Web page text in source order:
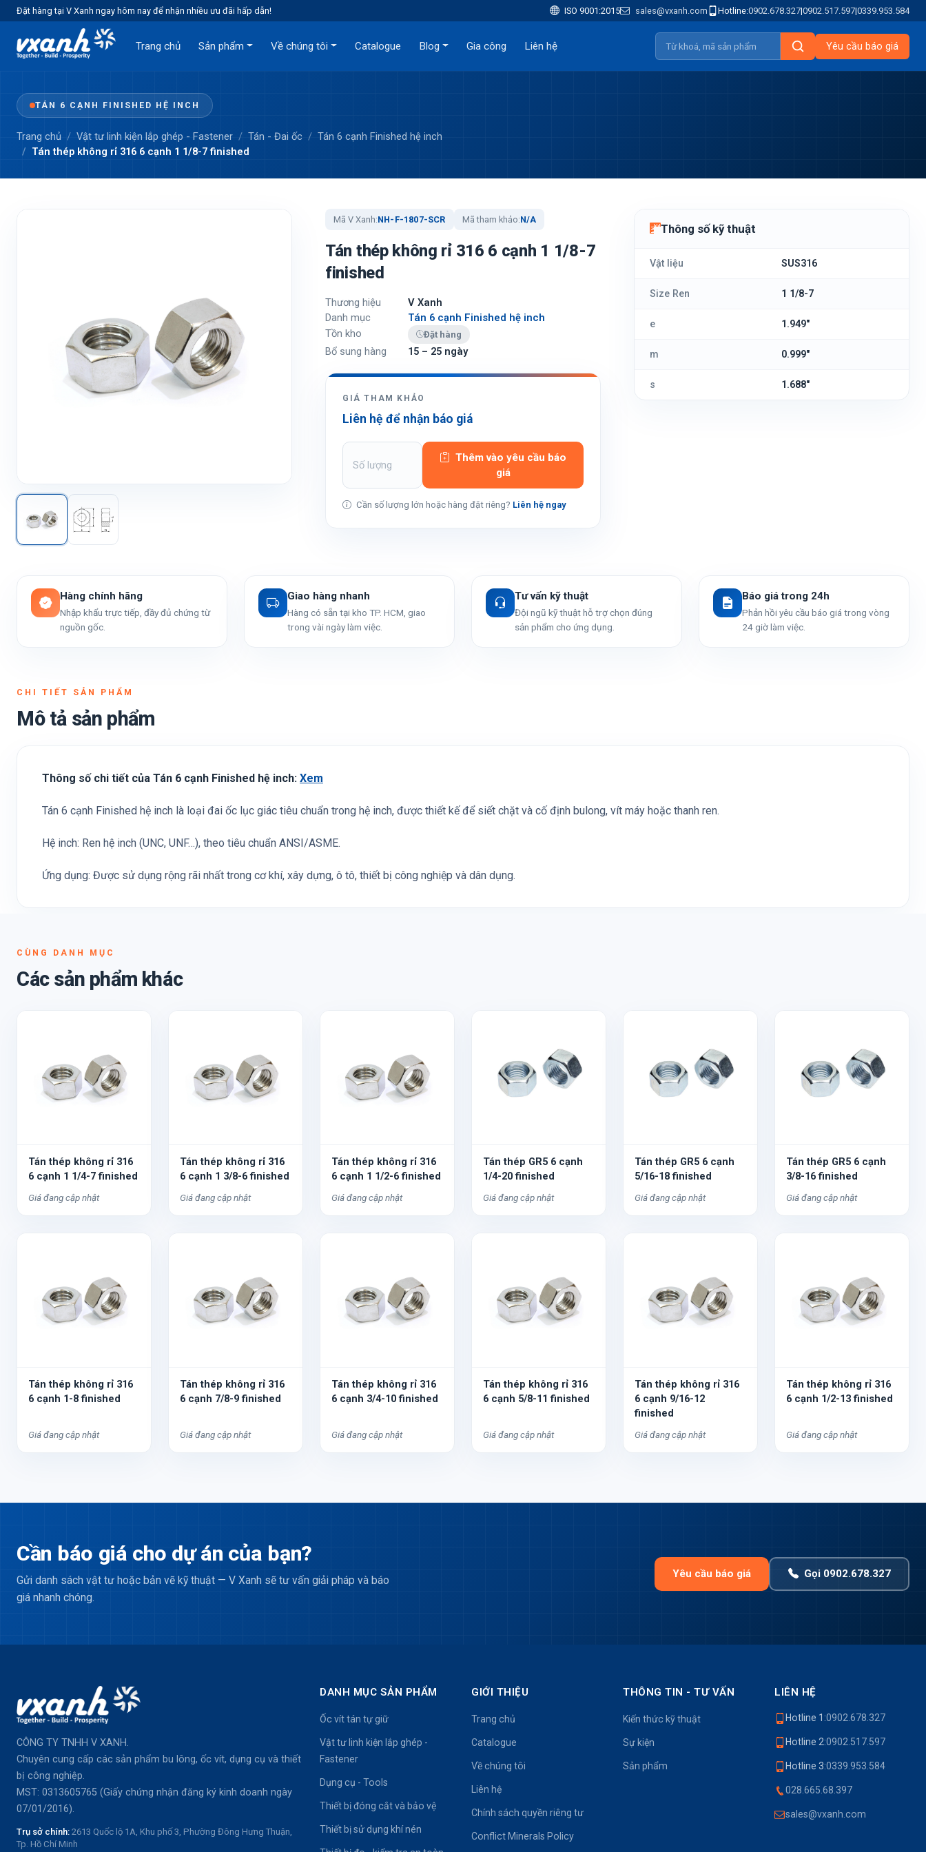
Đặt hàng tại V Xanh ngay hôm nay để nhận nhiều ưu đãi hấp dẫn! ISO 9001:2015 sales@vxanh.com Hotline:0902.678.327|0902.517.597|0339.953.584
Trang chủ Sản phẩm Về chúng tôi Catalogue Blog Gia công Liên hệ Yêu cầu báo giá
TÁN 6 CẠNH FINISHED HỆ INCH
Trang chủ Vật tư linh kiện lắp ghép - Fastener Tán - Đai ốc
Tán 6 cạnh Finished hệ inch
Tán thép không rỉ 316 6 cạnh 1 1/8-7 finished
Mã V Xanh:NH-F-1807-SCR Mã tham khảo:N/A
Tán thép không rỉ 316 6 cạnh 1 1/8-7
finished
Thương hiệu
V Xanh
Danh mục
Tán 6 cạnh Finished hệ inch
Tồn kho
Đặt hàng
Bổ sung hàng 15 – 25 ngày
GIÁ THAM KHẢO
Liên hệ để nhận báo giá
Thêm vào yêu cầu báo
giá
Cần số lượng lớn hoặc hàng đặt riêng? Liên hệ ngay
Thông số kỹ thuật
Vật liệu SUS316
Size Ren 1 1/8-7
e 1.949"
m 0.999"
s 1.688"
Hàng chính hãng
Nhập khẩu trực tiếp, đầy đủ chứng từ
nguồn gốc.
Giao hàng nhanh
Hàng có sẵn tại kho TP. HCM, giao
trong vài ngày làm việc.
Tư vấn kỹ thuật
Đội ngũ kỹ thuật hỗ trợ chọn đúng
sản phẩm cho ứng dụng.
Báo giá trong 24h
Phản hồi yêu cầu báo giá trong vòng
24 giờ làm việc.
CHI TIẾT SẢN PHẨM
Mô tả sản phẩm
Thông số chi tiết của Tán 6 cạnh Finished hệ inch: Xem
Tán 6 cạnh Finished hệ inch là loại đai ốc lục giác tiêu chuẩn trong hệ inch, được thiết kế để siết chặt và cố định bulong, vít máy hoặc thanh ren.
Hệ inch: Ren hệ inch (UNC, UNF…), theo tiêu chuẩn ANSI/ASME.
Ứng dụng: Được sử dụng rộng rãi nhất trong cơ khí, xây dựng, ô tô, thiết bị công nghiệp và dân dụng.
CÙNG DANH MỤC
Các sản phẩm khác
Tán thép không rỉ 316
6 cạnh 1 1/4-7 finished
Giá đang cập nhật
Tán thép không rỉ 316
6 cạnh 1 3/8-6 finished
Giá đang cập nhật
Tán thép không rỉ 316
6 cạnh 1 1/2-6 finished
Giá đang cập nhật
Tán thép GR5 6 cạnh
1/4-20 finished
Giá đang cập nhật
Tán thép GR5 6 cạnh
5/16-18 finished
Giá đang cập nhật
Tán thép GR5 6 cạnh
3/8-16 finished
Giá đang cập nhật
Tán thép không rỉ 316
6 cạnh 1-8 finished
Giá đang cập nhật
Tán thép không rỉ 316
6 cạnh 7/8-9 finished
Giá đang cập nhật
Tán thép không rỉ 316
6 cạnh 3/4-10 finished
Giá đang cập nhật
Tán thép không rỉ 316
6 cạnh 5/8-11 finished
Giá đang cập nhật
Tán thép không rỉ 316
6 cạnh 9/16-12
finished
Giá đang cập nhật
Tán thép không rỉ 316
6 cạnh 1/2-13 finished
Giá đang cập nhật
Cần báo giá cho dự án của bạn?
Gửi danh sách vật tư hoặc bản vẽ kỹ thuật — V Xanh sẽ tư vấn giải pháp và báo
giá nhanh chóng.
Yêu cầu báo giá Gọi 0902.678.327
CÔNG TY TNHH V XANH.
Chuyên cung cấp các sản phẩm bu lông, ốc vít, dụng cụ và thiết
bị công nghiệp.
MST: 0313605765 (Giấy chứng nhận đăng ký kinh doanh ngày
07/01/2016).
Trụ sở chính: 2613 Quốc lộ 1A, Khu phố 3, Phường Đông Hưng Thuận,
Tp. Hồ Chí Minh
DANH MỤC SẢN PHẨM
Ốc vít tán tự giữ
Vật tư linh kiện lắp ghép -
Fastener
Dụng cụ - Tools
Thiết bị đóng cắt và bảo vệ
Thiết bị sử dụng khí nén
GIỚI THIỆU
Trang chủ
Catalogue
Về chúng tôi
Liên hệ
Chính sách quyền riêng tư
Conflict Minerals Policy
THÔNG TIN - TƯ VẤN
Kiến thức kỹ thuật
Sự kiện
Sản phẩm
LIÊN HỆ
Hotline 1:0902.678.327
Hotline 2:0902.517.597
Hotline 3:0339.953.584
028.665.68.397
sales@vxanh.com